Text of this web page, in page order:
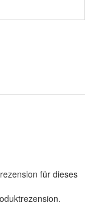
für dieses
.